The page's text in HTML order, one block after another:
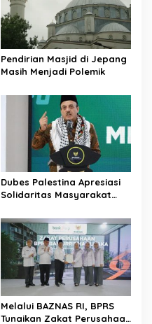
Pendirian Masjid di Jepang
Masih Menjadi Polemik
Dubes Palestina Apresiasi
Solidaritas Masyarakat
Melalui BAZNAS RI, BPRS
Tunaikan Zakat Perusahaan